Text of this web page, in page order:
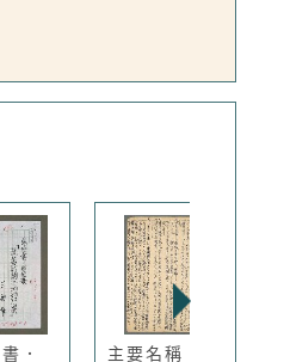
． 主要名稱：海岸線